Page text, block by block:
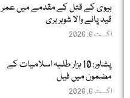
بیوی کے قتل کے مقدمے میں عمر
قید پانے والا شوہر بری
اگست 6, 2026
پشاور: 10 ہزار طلبہ اسلامیات کے
مضمون میں فیل
اگست 6, 2026